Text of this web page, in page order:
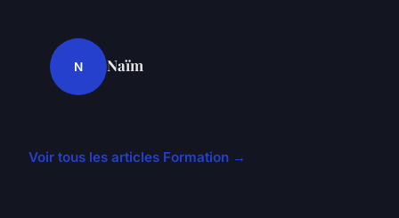
N Naïm
Voir tous les articles Formation →